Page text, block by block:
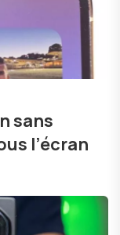
sans
l’écran